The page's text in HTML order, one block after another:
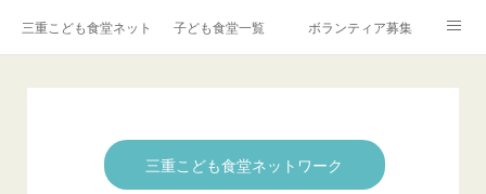
三重こども食堂ネットワーク子ども食堂一覧 ボランティア募集
三重こども食堂ネットワーク